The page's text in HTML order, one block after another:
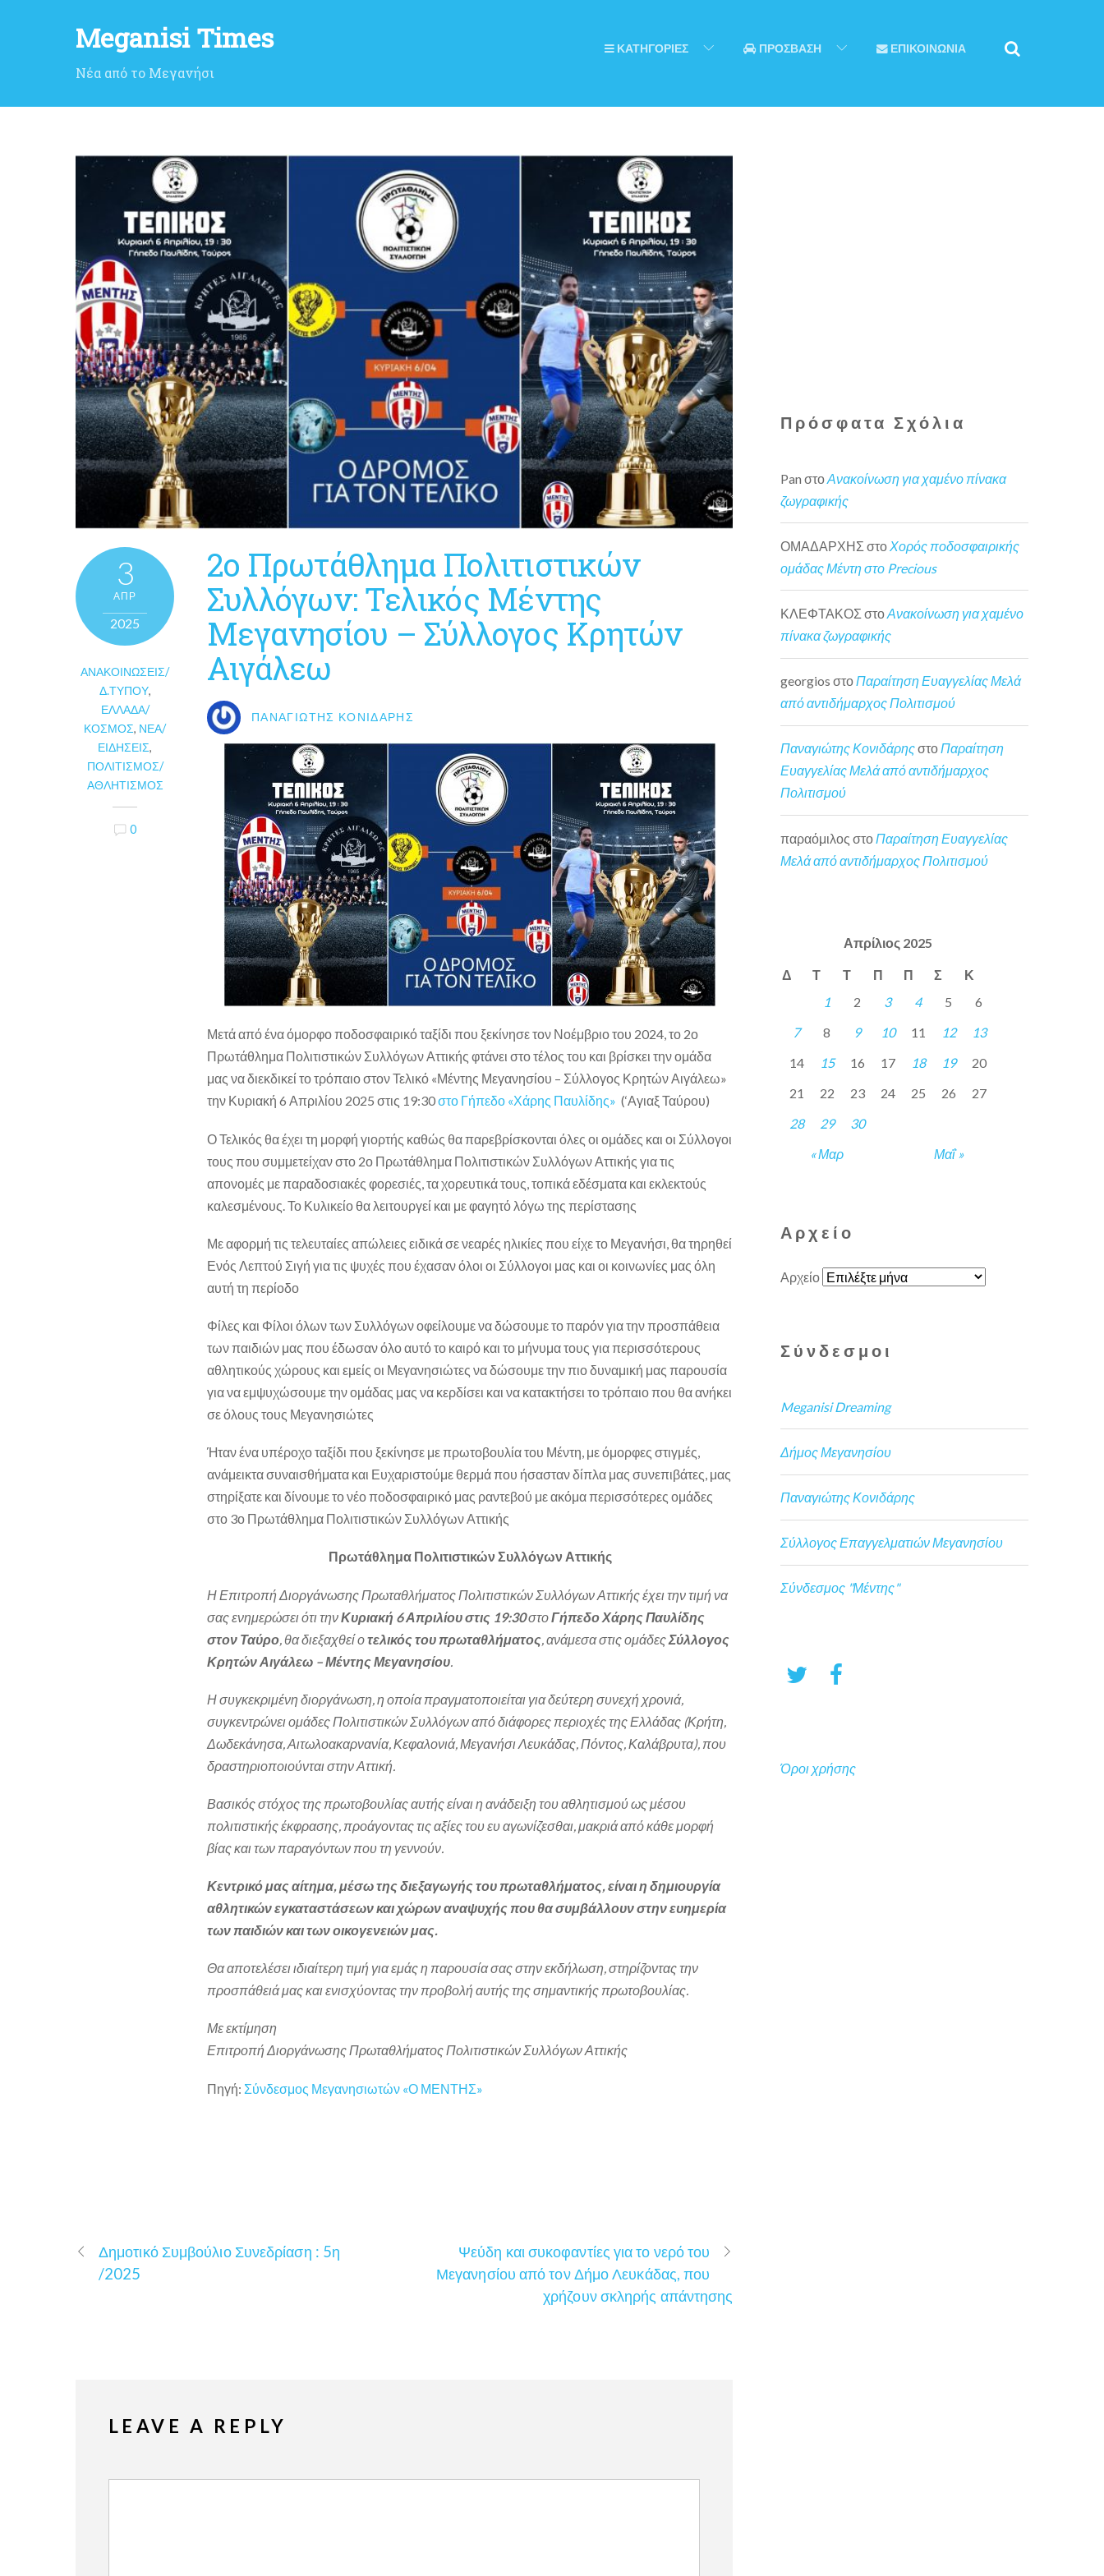
Meganisi Times
Νέα από το Μεγανήσι
ΚΑΤΗΓΟΡΙΕΣ ΠΡΟΣΒΑΣΗ ΕΠΙΚΟΙΝΩΝΙΑ
3
ΑΠΡ
2025
ΑΝΑΚΟΙΝΏΣΕΙΣ/
Δ.ΤΎΠΟΥ,
ΕΛΛΆΔΑ/
ΚΌΣΜΟΣ, ΝΈΑ/
ΕΙΔΉΣΕΙΣ,
ΠΟΛΙΤΙΣΜΌΣ/
ΑΘΛΗΤΙΣΜΌΣ
0
2ο Πρωτάθλημα Πολιτιστικών
Συλλόγων: Τελικός Μέντης
Μεγανησίου – Σύλλογος Κρητών
Αιγάλεω
ΠΑΝΑΓΙΏΤΗΣ ΚΟΝΙΔΆΡΗΣ
Μετά από ένα όμορφο ποδοσφαιρικό ταξίδι που ξεκίνησε τον Νοέμβριο του 2024, το 2ο
Πρωτάθλημα Πολιτιστικών Συλλόγων Αττικής φτάνει στο τέλος του και βρίσκει την ομάδα
μας να διεκδικεί το τρόπαιο στον Τελικό «Μέντης Μεγανησίου – Σύλλογος Κρητών Αιγάλεω»
την Κυριακή 6 Απριλίου 2025 στις 19:30στο Γήπεδο «Χάρης Παυλίδης» (‘Αγιαξ Ταύρου)
Ο Τελικός θα έχει τη μορφή γιορτής καθώς θα παρεβρίσκονται όλες οι ομάδες και οι Σύλλογοι
τους που συμμετείχαν στο 2ο Πρωτάθλημα Πολιτιστικών Συλλόγων Αττικής για τις
απονομές με παραδοσιακές φορεσιές, τα χορευτικά τους, τοπικά εδέσματα και εκλεκτούς
καλεσμένους. Το Κυλικείο θα λειτουργεί και με φαγητό λόγω της περίστασης
Με αφορμή τις τελευταίες απώλειες ειδικά σε νεαρές ηλικίες που είχε το Μεγανήσι, θα τηρηθεί
Ενός Λεπτού Σιγή για τις ψυχές που έχασαν όλοι οι Σύλλογοι μας και οι κοινωνίες μας όλη
αυτή τη περίοδο
Φίλες και Φίλοι όλων των Συλλόγων οφείλουμε να δώσουμε το παρόν για την προσπάθεια
των παιδιών μας που έδωσαν όλο αυτό το καιρό και το μήνυμα τους για περισσότερους
αθλητικούς χώρους και εμείς οι Μεγανησιώτες να δώσουμε την πιο δυναμική μας παρουσία
για να εμψυχώσουμε την ομάδας μας να κερδίσει και να κατακτήσει το τρόπαιο που θα ανήκει
σε όλους τους Μεγανησιώτες
Ήταν ένα υπέροχο ταξίδι που ξεκίνησε με πρωτοβουλία του Μέντη, με όμορφες στιγμές,
ανάμεικτα συναισθήματα και Ευχαριστούμε θερμά που ήσασταν δίπλα μας συνεπιβάτες, μας
στηρίξατε και δίνουμε το νέο ποδοσφαιρικό μας ραντεβού με ακόμα περισσότερες ομάδες
στο 3ο Πρωτάθλημα Πολιτιστικών Συλλόγων Αττικής
Πρωτάθλημα Πολιτιστικών Συλλόγων Αττικής
Η Επιτροπή Διοργάνωσης Πρωταθλήματος Πολιτιστικών Συλλόγων Αττικής έχει την τιμή να
σας ενημερώσει ότι τηνΚυριακή 6 Απριλίου στις 19:30στοΓήπεδο Χάρης Παυλίδης
στον Ταύρο , θα διεξαχθεί οτελικός του πρωταθλήματος , ανάμεσα στις ομάδεςΣύλλογος
Κρητών Αιγάλεω – Μέντης Μεγανησίου
Η συγκεκριμένη διοργάνωση, η οποία πραγματοποιείται για δεύτερη συνεχή χρονιά,
συγκεντρώνει ομάδες Πολιτιστικών Συλλόγων από διάφορες περιοχές της Ελλάδας (Κρήτη,
Δωδεκάνησα, Αιτωλοακαρνανία, Κεφαλονιά, Μεγανήσι Λευκάδας, Πόντος, Καλάβρυτα), που
δραστηριοποιούνται στην Αττική.
Βασικός στόχος της πρωτοβουλίας αυτής είναι η ανάδειξη του αθλητισμού ως μέσου
πολιτιστικής έκφρασης, προάγοντας τις αξίες του ευ αγωνίζεσθαι, μακριά από κάθε μορφή
βίας και των παραγόντων που τη γεννούν.
Κεντρικό μας αίτημα, μέσω της διεξαγωγής του πρωταθλήματος, είναι η δημιουργία
αθλητικών εγκαταστάσεων και χώρων αναψυχής που θα συμβάλλουν στην ευημερία
των παιδιών και των οικογενειών μας.
Θα αποτελέσει ιδιαίτερη τιμή για εμάς η παρουσία σας στην εκδήλωση, στηρίζοντας την
προσπάθειά μας και ενισχύοντας την προβολή αυτής της σημαντικής πρωτοβουλίας.
Με εκτίμηση
Επιτροπή Διοργάνωσης Πρωταθλήματος Πολιτιστικών Συλλόγων Αττικής
Πηγή: Σύνδεσμος Μεγανησιωτών «Ο ΜΕΝΤΗΣ»
Δημοτικό Συμβούλιο Συνεδρίαση : 5η
/2025
Ψεύδη και συκοφαντίες για το νερό του
Μεγανησίου από τον Δήμο Λευκάδας, που
χρήζουν σκληρής απάντησης
LEAVE A REPLY
Πρόσφατα Σχόλια
Pan στοΑνακοίνωση για χαμένο πίνακα
ζωγραφικής
ΟΜΑΔΑΡΧΗΣ στο Χορός ποδοσφαιρικής
ομάδας Μέντη στο Precious
ΚΛΕΦΤΑΚΟΣ στοΑνακοίνωση για χαμένο
πίνακα ζωγραφικής
georgios στοΠαραίτηση Ευαγγελίας Μελά
από αντιδήμαρχος Πολιτισμού
Παναγιώτης ΚονιδάρηςστοΠαραίτηση
Ευαγγελίας Μελά από αντιδήμαρχος
Πολιτισμού
παραόμιλος στο Παραίτηση Ευαγγελίας
Μελά από αντιδήμαρχος Πολιτισμού
Απρίλιος 2025
Δ Τ Τ Π Π Σ Κ
« Μαρ Μαΐ »
1 2 3 4 5
6
7
8 9 10 11 12
13
14
15 16 17 18 19
20
21
22 23 24 25 26
27
28
29 30
Αρχείο
Αρχείο
Σύνδεσμοι
Meganisi Dreaming
Δήμος Μεγανησίου
Παναγιώτης Κονιδάρης
Σύλλογος Επαγγελματιών Μεγανησίου
Σύνδεσμος "Μέντης"
Όροι χρήσης